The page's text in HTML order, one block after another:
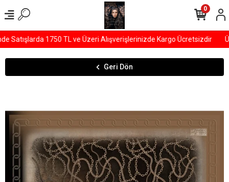
Satışlarda 1750 TL ve Üzeri Alışverişlerinizde Kargo Ücretsizdir
0
Geri Dön